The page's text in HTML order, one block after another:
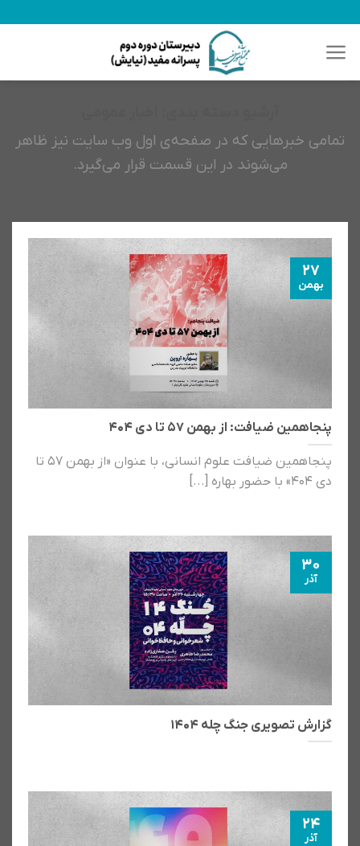
محتوا
تمامی خبرهایی که در صفحه‌ی اول وب سایت نیز ظاهر
می‌شوند در این قسمت قرار می‌گیرد.
پنجاهمین ضیافت: از بهمن ۵۷ تا دی ۴۰۴
پنجاهمین ضیافت علوم انسانی، با عنوان «از بهمن ۵۷ تا
دی ۴۰۴» با حضور بهاره [...]
27
بهمن
گزارش تصویری جنگ چله ۱۴۰۴
30
آذر
24
آذر